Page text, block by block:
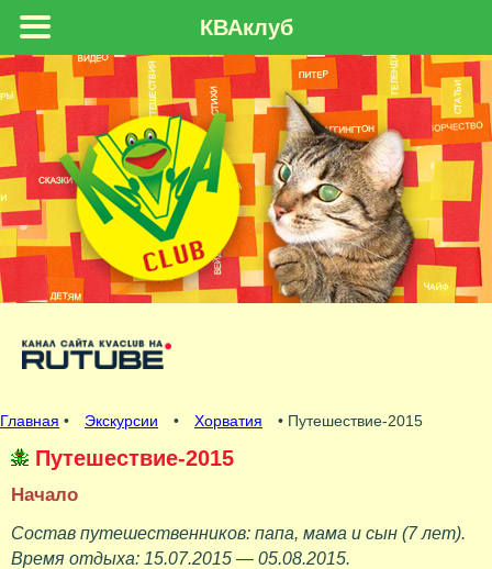
Главная • Экскурсии • Хорватия • Путешествие-2015
Путешествие-2015
Начало
Состав путешественников: папа, мама и сын (7 лет).
Время отдыха: 15.07.2015 — 05.08.2015.
КВАклуб